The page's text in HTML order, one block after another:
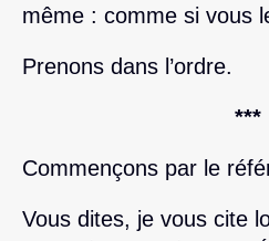
même : comme si vous
Prenons dans l’ordre.
***
Commençons par le
Vous dites, je vous cite